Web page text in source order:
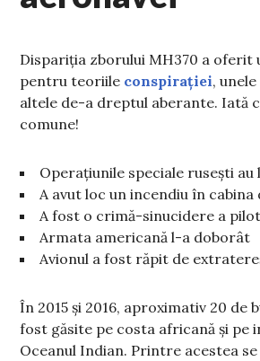
Dispariția zborului MH370 a oferit
pentru teoriile conspirației,
altele de-a dreptul aberante. Iată
comune!
Operațiunile speciale rusești au
A avut loc un incendiu în cabina
A fost o crimă-sinucidere a
Armata americană l-a doborât
Avionul a fost răpit de
În 2015 și 2016, aproximativ 20 de
fost găsite pe costa africană și pe
Oceanul Indian. Printre acestea se